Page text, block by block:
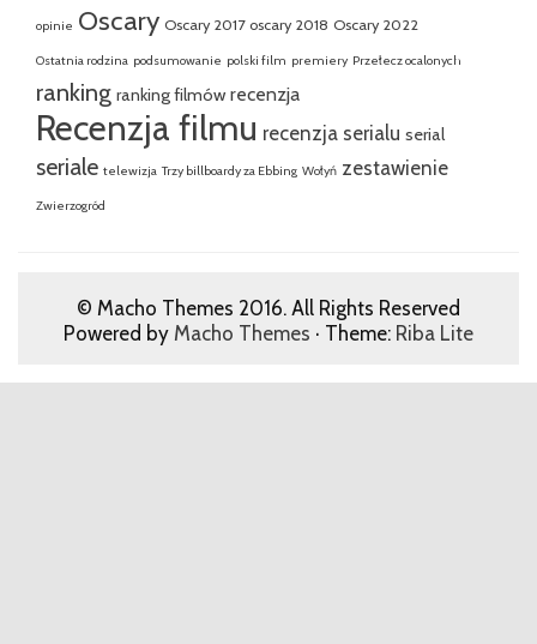
opinie Oscary Oscary 2017 oscary 2018 Oscary 2022
Ostatnia rodzina podsumowanie polski film premiery Przełecz ocalonych
ranking ranking filmów recenzja
Recenzja filmu recenzja serialu serial
seriale telewizja Trzy billboardy za Ebbing Wołyń zestawienie
Zwierzogród
© Macho Themes 2016. All Rights Reserved
Powered by Macho Themes · Theme: Riba Lite